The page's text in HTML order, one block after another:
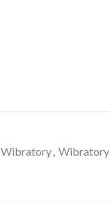
Wibratory, Wibratory